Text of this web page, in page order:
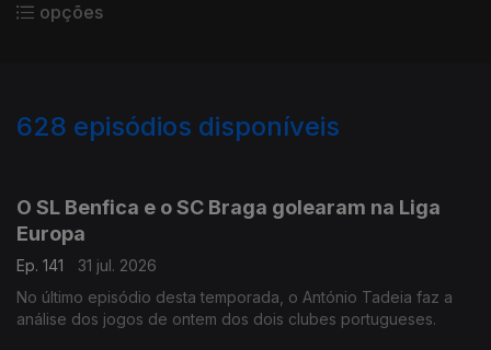
opções
628 episódios disponíveis
O SL Benfica e o SC Braga golearam na Liga
Europa
Ep. 141
31 jul. 2026
No último episódio desta temporada, o António Tadeia faz a
análise dos jogos de ontem dos dois clubes portugueses.